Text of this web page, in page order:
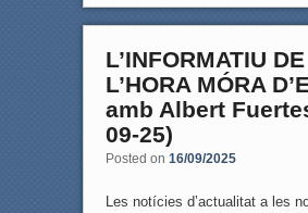
L’INFORMATIU DE
L’HORA MÓRA
amb Albert
09-25)
Posted on 16/09/2025
Les notícies d’actualitat a les